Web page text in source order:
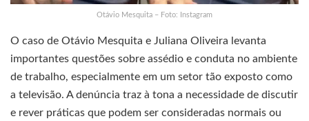
Otávio Mesquita – Foto: Instagram
O caso de Otávio Mesquita e Juliana Oliveira levanta
importantes questões sobre assédio e conduta no ambiente
de trabalho, especialmente em um setor tão exposto como
a televisão. A denúncia traz à tona a necessidade de discutir
e rever práticas que podem ser consideradas normais ou